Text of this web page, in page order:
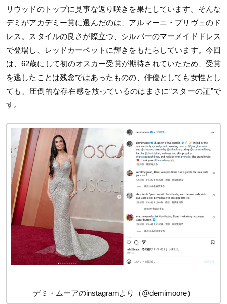
リウッドのトップに見事な返り咲きを果たしています。そんな
デミがアカデミー賞に選んだのは、アルマーニ・プリヴェのド
レス。スタイルの良さが際立つ、シルバーのマーメイドドレス
で登場し、レッドカーペットに輝きをもたらしています。今回
は、62歳にして初のオスカー受賞が期待されていたため、受賞
を逃したことは残念ではあったものの、俳優としても女性とし
ても、圧倒的な存在感を放っているのはまさに“スターの証”で
す。
デミ・ムーアのinstagramより（@demimoore）